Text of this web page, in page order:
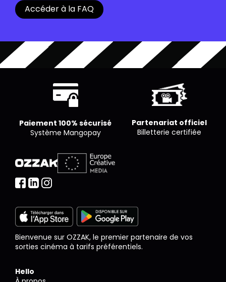
pour un nombre limité de places. Chaque cinéma
est libre de proposer le nombre de places qu’il
Accéder à la FAQ
Paiement 100% sécurisé
Système Mangopay
Partenariat officiel
Billetterie certifiée
Bienvenue sur OZZAK, le premier partenaire de vos
sorties cinéma à tarifs préférentiels.
Hello